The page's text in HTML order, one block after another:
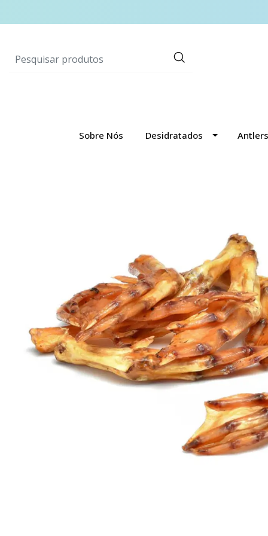
Sobre Nós Desidratados